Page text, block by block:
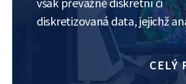
diskretizovaná data, jejichž
může být složitá. Tradiční
modely často selhávají při
proměnnými a jejich
CELÝ